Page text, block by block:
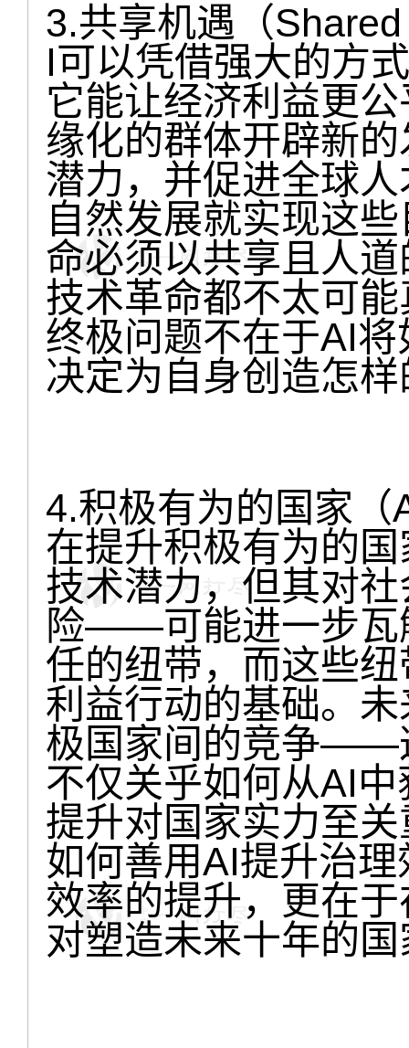
3.共享机遇（
I可以凭借强大的方
它能让经济利益更
缘化的群体开辟新
潜力，并促进全球
自然发展就实现这
命必须以共享且人
技术革命都不太可
终极问题不在于AI
决定为自身创造怎
4.积极有为的国家
在提升积极有为的
技术潜力，但其对
险——可能进一步瓦
任的纽带，而这些
利益行动的基础。
极国家间的竞争——
不仅关乎如何从AI
提升对国家实力至
如何善用AI提升治
效率的提升，更在
对塑造未来十年的